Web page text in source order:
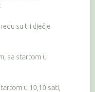
su tri dječje
sa startom u
u 10,10 sati,